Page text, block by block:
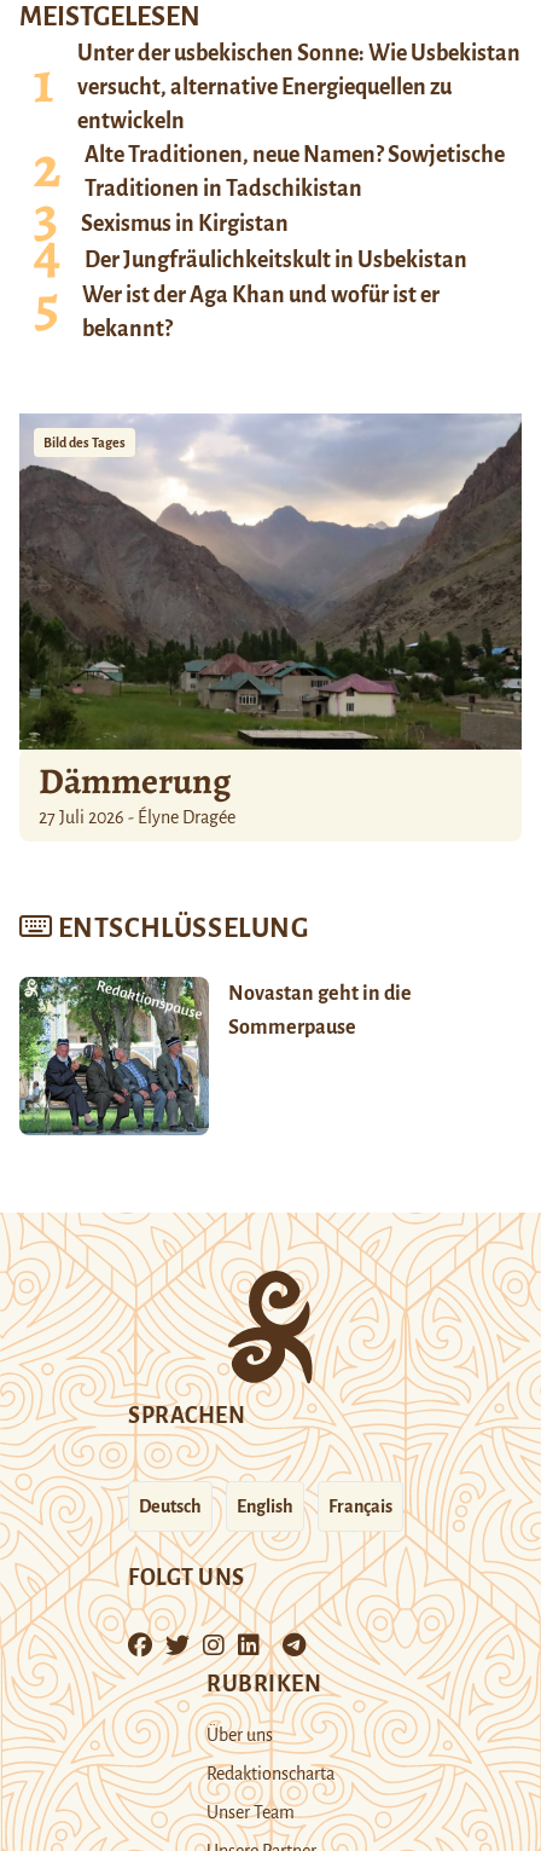
MEISTGELESEN
Unter der usbekischen Sonne: Wie Usbekistan
versucht, alternative Energiequellen zu
entwickeln
Alte Traditionen, neue Namen? Sowjetische
Traditionen in Tadschikistan
Sexismus in Kirgistan
Der Jungfräulichkeitskult in Usbekistan
Wer ist der Aga Khan und wofür ist er
bekannt?
Bild des Tages
Dämmerung
27 Juli 2026 - Élyne Dragée
ENTSCHLÜSSELUNG
Novastan geht in die
Sommerpause
SPRACHEN
Deutsch English Français
FOLGT UNS
RUBRIKEN
Über uns
Redaktionscharta
Unser Team